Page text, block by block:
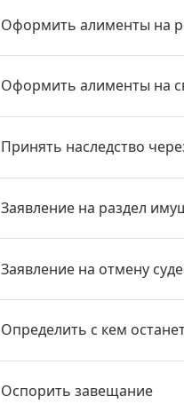
Оформить алименты на
Оформить алименты на
Принять наследство
Заявление на раздел
Заявление на отмену
Определить с кем
Оспорить завещание